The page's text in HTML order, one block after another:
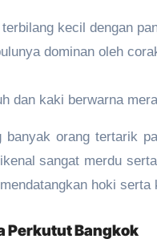
kecil dengan
dominan oleh
dan kaki berwarna
banyak orang tertarik
sangat merdu
hoki
Perkutut Bangkok